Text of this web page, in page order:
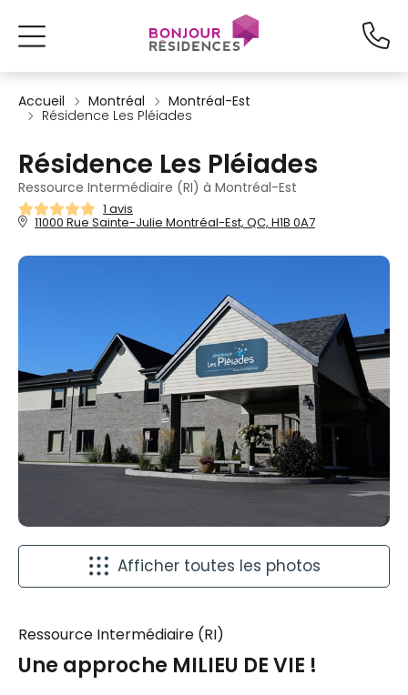
Accueil Montréal
Montréal-Est
Résidence Les Pléiades
Résidence Les Pléiades
Ressource Intermédiaire (RI) à Montréal-Est
1 avis
11000 Rue Sainte-Julie Montréal-Est, QC, H1B 0A7
Afficher toutes les photos
Ressource Intermédiaire (RI)
Une approche MILIEU DE VIE !